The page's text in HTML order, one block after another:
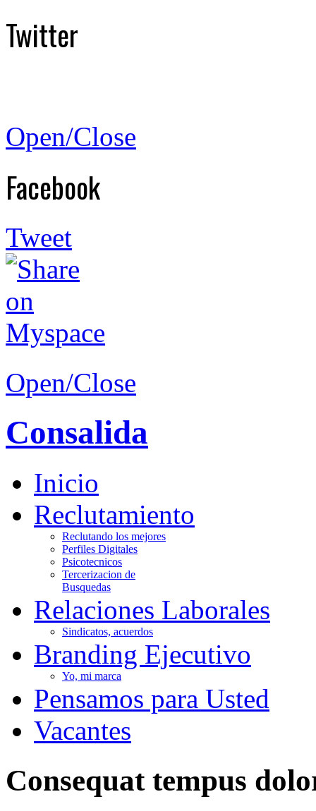
Twitter
Open/Close
Facebook
Tweet
Open/Close
Consalida
Inicio
Reclutamiento
Reclutando los mejores
Perfiles Digitales
Psicotecnicos
Tercerizacion de
Busquedas
Relaciones Laborales
Sindicatos, acuerdos
Branding Ejecutivo
Yo, mi marca
Pensamos para Usted
Vacantes
Consequat tempus